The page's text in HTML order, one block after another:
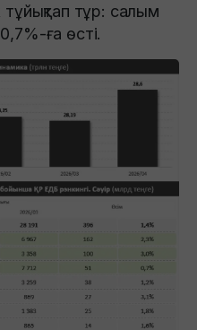
тұйықтап тұр: салым
ға өсті.